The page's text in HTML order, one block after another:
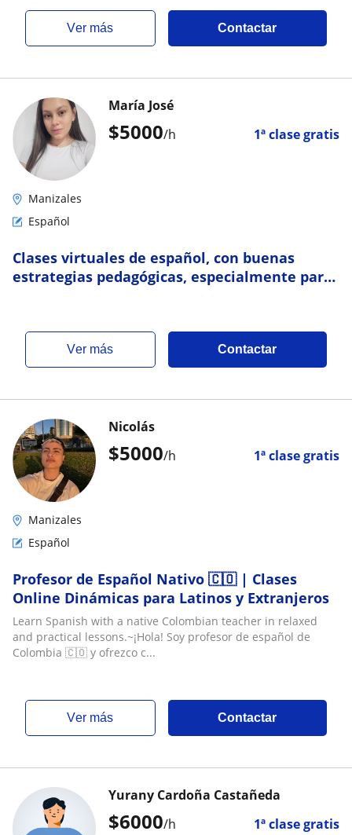
ver más Contactar
$5000/h 1ª clase gratis
María José
Manizales
Español
Clases virtuales de español, con buenas
estrategias pedagógicas, especialmente para
ver más Contactar
$5000/h 1ª clase gratis
Nicolás
Manizales
Español
Profesor de Español Nativo 🇨🇴 | Clases
Online Dinámicas para Latinos y Extranjeros
Learn Spanish with a native Colombian teacher in relaxed
and practical lessons.~¡Hola! Soy profesor de español de
Colombia 🇨🇴 y ofrezco c...
ver más Contactar
$6000/h 1ª clase gratis
Yurany Cardoña Castañeda